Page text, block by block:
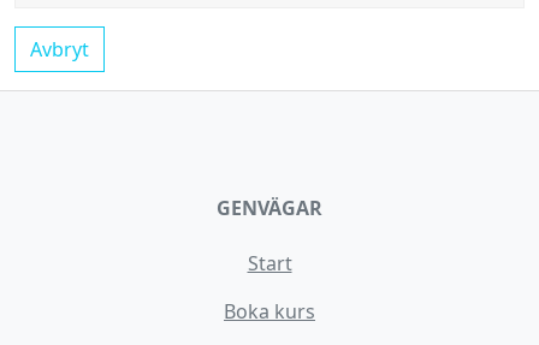
Avbryt
GENVÄGAR
Start
Boka kurs